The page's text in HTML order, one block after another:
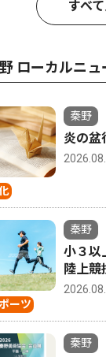
戦制しコメ
ん旗争奪野
すべ
ローカルニ
秦野
炎の
ーツ
秦野
小３以
陸上
秦野